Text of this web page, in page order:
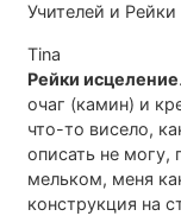
Учителей и
Tina
Рейки исцеление
очаг (камин) и
что-то висело,
описать не могу,
мельком, меня
конструкция на